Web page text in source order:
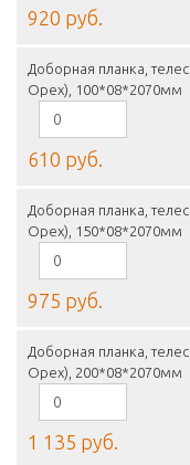
920 руб.
Доборная планка,
Орех), 100*08*2070мм
610 руб.
Доборная планка,
Орех), 150*08*2070мм
975 руб.
Доборная планка,
Орех), 200*08*2070мм
1 135 руб.